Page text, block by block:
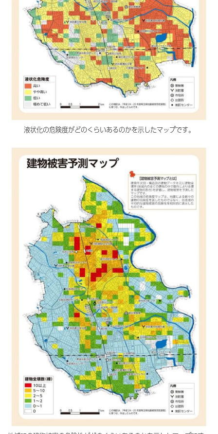
液状化の危険度がどのくらいあるのかを示したマップです。